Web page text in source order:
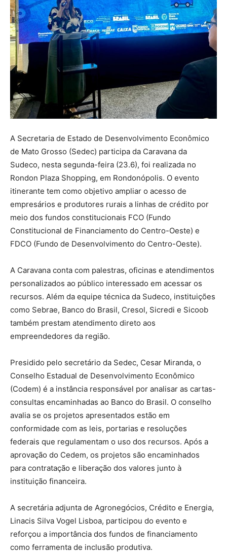
A Secretaria de Estado de Desenvolvimento Econômico
de Mato Grosso (Sedec) participa da Caravana da
Sudeco, nesta segunda-feira (23.6), foi realizada no
Rondon Plaza Shopping, em Rondonópolis. O evento
itinerante tem como objetivo ampliar o acesso de
empresários e produtores rurais a linhas de crédito por
meio dos fundos constitucionais FCO (Fundo
Constitucional de Financiamento do Centro-Oeste) e
FDCO (Fundo de Desenvolvimento do Centro-Oeste).
A Caravana conta com palestras, oficinas e atendimentos
personalizados ao público interessado em acessar os
recursos. Além da equipe técnica da Sudeco, instituições
como Sebrae, Banco do Brasil, Cresol, Sicredi e Sicoob
também prestam atendimento direto aos
empreendedores da região.
Presidido pelo secretário da Sedec, Cesar Miranda, o
Conselho Estadual de Desenvolvimento Econômico
(Codem) é a instância responsável por analisar as cartas-
consultas encaminhadas ao Banco do Brasil. O conselho
avalia se os projetos apresentados estão em
conformidade com as leis, portarias e resoluções
federais que regulamentam o uso dos recursos. Após a
aprovação do Cedem, os projetos são encaminhados
para contratação e liberação dos valores junto à
instituição financeira.
A secretária adjunta de Agronegócios, Crédito e Energia,
Linacis Silva Vogel Lisboa, participou do evento e
reforçou a importância dos fundos de financiamento
como ferramenta de inclusão produtiva.